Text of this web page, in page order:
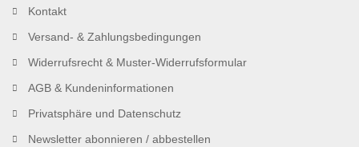
Kontakt
Versand- & Zahlungsbedingungen
Widerrufsrecht & Muster-Widerrufsformular
AGB & Kundeninformationen
Privatsphäre und Datenschutz
Newsletter abonnieren / abbestellen